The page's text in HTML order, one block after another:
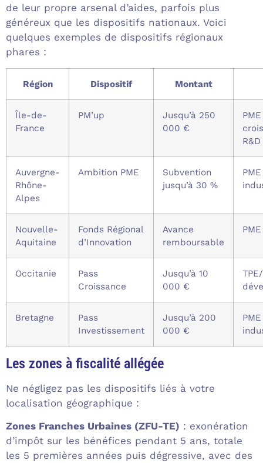
de leur propre arsenal d’aides, parfois plus
généreux que les dispositifs nationaux. Voici
quelques exemples de dispositifs régionaux
phares :
Région Dispositif Montant
Île-de-
France
PM’up
Jusqu’à 250
000 €
R&D
Auvergne-
Rhône-
Alpes
Ambition PME
Subvention
jusqu’à 30 %
PME
Nouvelle-
Aquitaine
Fonds Régional
d’Innovation
Avance
remboursable
Occitanie
Pass
Croissance
Jusqu’à 10
000 €
Bretagne
Pass
Investissement
Jusqu’à 200
000 €
PME
Les zones à fiscalité allégée
Ne négligez pas les dispositifs liés à votre
localisation géographique :
Zones Franches Urbaines (ZFU-TE) : exonération
d’impôt sur les bénéfices pendant 5 ans, totale
les 5 premières années puis dégressive, avec des